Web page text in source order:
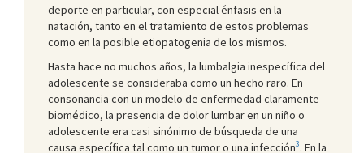
deporte en particular, con especial énfasis en la
natación, tanto en el tratamiento de estos problemas
como en la posible etiopatogenia de los mismos.
Hasta hace no muchos años, la lumbalgia inespecífica del
adolescente se consideraba como un hecho raro. En
consonancia con un modelo de enfermedad claramente
biomédico, la presencia de dolor lumbar en un niño o
adolescente era casi sinónimo de búsqueda de una
causa específica tal como un tumor o una infección3. En la